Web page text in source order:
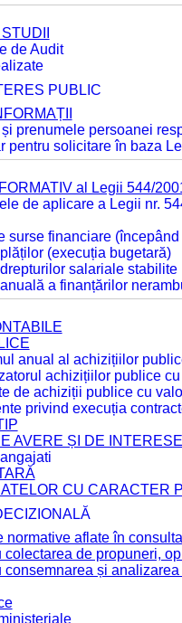
de Audit
PUBLIC
prenumele persoanei
pentru solicitare în baza
al Legii 544/
de aplicare a Legii nr.
surse financiare
(execuția bugetară)
salariale
a finanțărilor
anual al achizițiilor
achizițiilor publice
de achiziții publice cu
privind execuția
AVERE ȘI DE INTERESE
CU CARACTER
normative aflate în
colectarea de propuneri,
consemnarea și